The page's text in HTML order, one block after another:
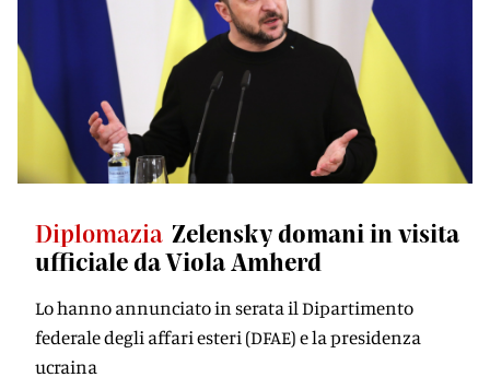
Diplomazia Zelensky domani in visita
ufficiale da Viola Amherd
Lo hanno annunciato in serata il Dipartimento
federale degli affari esteri (DFAE) e la presidenza
ucraina